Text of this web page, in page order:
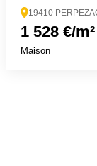
19410
1 528 €/m²
Maison